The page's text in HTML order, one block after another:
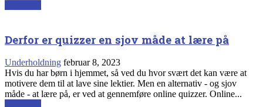
Derfor er quizzer en sjov måde at lære på
Underholdning februar 8, 2023
Hvis du har børn i hjemmet, så ved du hvor svært det kan være at
motivere dem til at lave sine lektier. Men en alternativ - og sjov
måde - at lære på, er ved at gennemføre online quizzer. Online...